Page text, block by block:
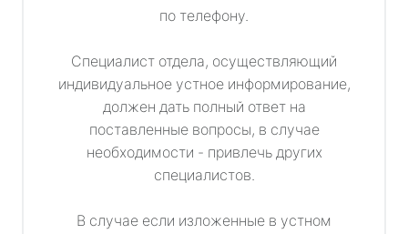
по телефону.
Специалист отдела, осуществляющий
индивидуальное устное информирование,
должен дать полный ответ на
поставленные вопросы, в случае
необходимости - привлечь других
специалистов.
В случае если изложенные в устном